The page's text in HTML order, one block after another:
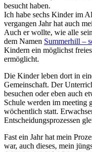
besucht haben.
Ich habe sechs Kinder im
vergangen Jahr hat auch
Auch er wollte, wie alle
dem Namen Summerhill –
Kindern ein möglichst
ermöglicht.
Die Kinder leben dort in
Gemeinschaft. Der
besuchen oder eben auch
Schule werden im meeting
wöchentlich statt.
Entscheidungsprozessen
Fast ein Jahr hat mein
war, auch dieses, mein